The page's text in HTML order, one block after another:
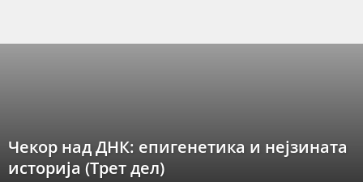
Чекор над ДНК: епигенетика и нејзината
историја (Трет дел)